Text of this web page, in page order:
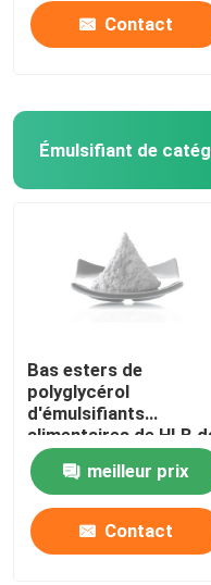
Contact
Émulsifiant de
Bas esters de
polyglycérol
d'émulsifiants
alimentaires de HLB
poudre des acides
PGE
meilleur prix
Contact